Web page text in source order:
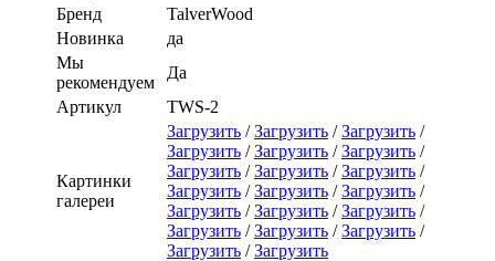
Бренд
TalverWood
Новинка
да
Мы
рекомендуем
Да
Артикул
TWS-2
Картинки
галереи
Загрузить /Загрузить /Загрузить /
Загрузить /Загрузить /Загрузить /
Загрузить /Загрузить /Загрузить /
Загрузить /Загрузить /Загрузить /
Загрузить /Загрузить /Загрузить /
Загрузить /Загрузить /Загрузить /
Загрузить /Загрузить